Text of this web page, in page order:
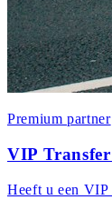
Premium partner
VIP
Heeft u een